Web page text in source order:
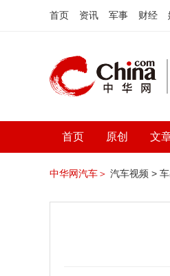
首页 资讯 军事 财经
首页 原创 文
中华网汽车＞ 汽车视频 >